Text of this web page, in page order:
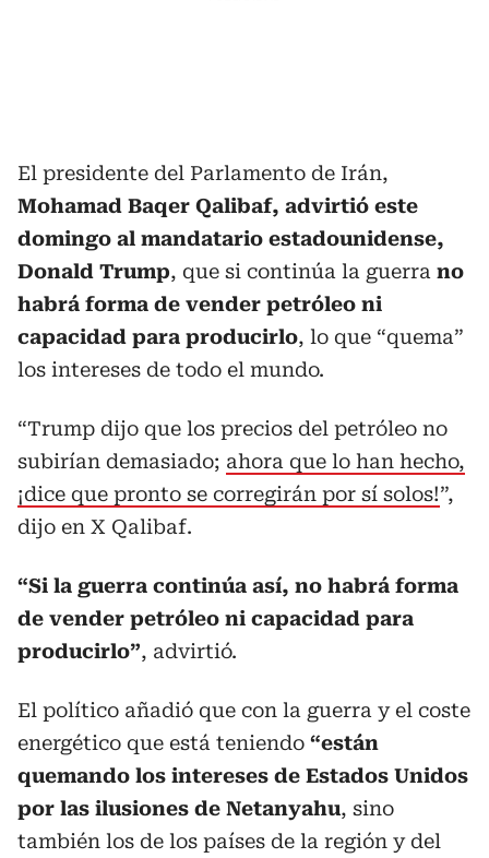
El presidente del Parlamento de Irán,
Mohamad Baqer Qalibaf, advirtió este
domingo al mandatario estadounidense,
Donald Trump, que si continúa la guerra no
habrá forma de vender petróleo ni
capacidad para producirlo, lo que “quema”
los intereses de todo el mundo.
“Trump dijo que los precios del petróleo no
subirían demasiado; ahora que lo han hecho,
¡dice que pronto se corregirán por sí solos!”,
dijo en X Qalibaf.
“Si la guerra continúa así, no habrá forma
de vender petróleo ni capacidad para
producirlo”, advirtió.
El político añadió que con la guerra y el coste
energético que está teniendo “están
quemando los intereses de Estados Unidos
por las ilusiones de Netanyahu, sino
también los de los países de la región y del